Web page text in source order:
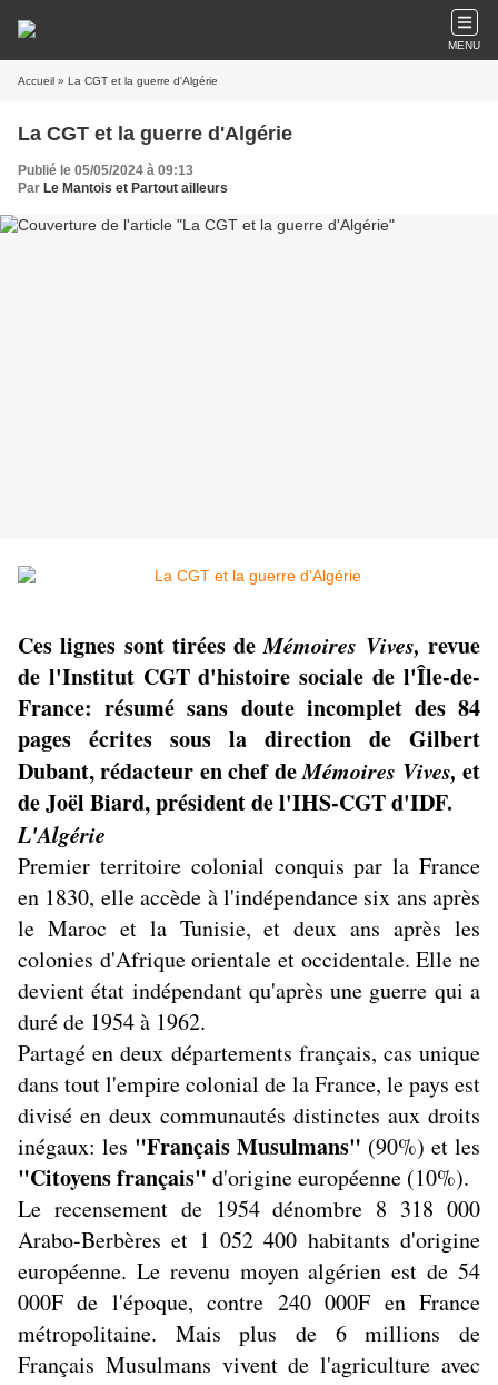
MENU
Accueil » La CGT et la guerre d'Algérie
La CGT et la guerre d'Algérie
Publié le 05/05/2024 à 09:13
Par Le Mantois et Partout ailleurs
Ces lignes sont tirées deMémoires Vives, revue
de l'Institut CGT d'histoire sociale de l'Île-de-
France: résumé sans doute incomplet des 84
pages écrites sous la direction de Gilbert
Dubant, rédacteur en chef deMémoires Vives,et
de Joël Biard, président de l'IHS-CGT d'IDF.
L'Algérie
Premier territoire colonial conquis par la France
en 1830, elle accède à l'indépendance six ans après
le Maroc et la Tunisie, et deux ans après les
colonies d'Afrique orientale et occidentale. Elle ne
devient état indépendant qu'après une guerre qui a
duré de 1954 à 1962.
Partagé en deux départements français, cas unique
dans tout l'empire colonial de la France, le pays est
divisé en deux communautés distinctes aux droits
inégaux: les "Français Musulmans" (90%) et les
"Citoyens français" d'origine européenne (10%).
Le recensement de 1954 dénombre 8 318 000
Arabo-Berbères et 1 052 400 habitants d'origine
européenne. Le revenu moyen algérien est de 54
000F de l'époque, contre 240 000F en France
métropolitaine. Mais plus de 6 millions de
Français Musulmans vivent de l'agriculture avec